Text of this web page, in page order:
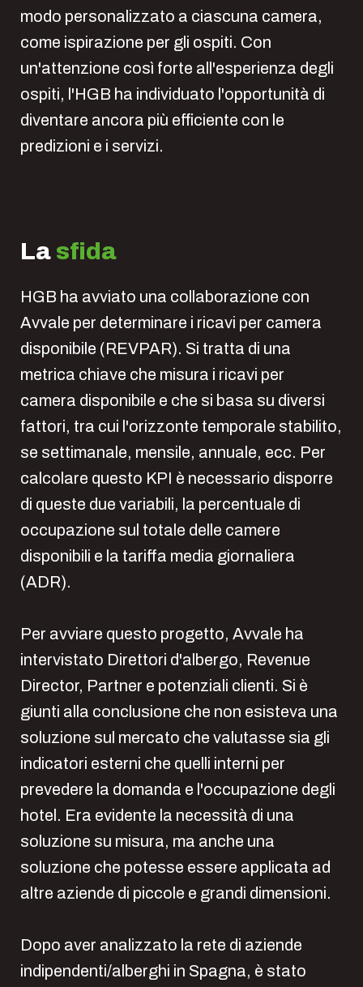
modo personalizzato a ciascuna camera,
come ispirazione per gli ospiti. Con
un'attenzione così forte all'esperienza degli
ospiti, l'HGB ha individuato l'opportunità di
diventare ancora più efficiente con le
predizioni e i servizi.
La sfida
HGB ha avviato una collaborazione con
Avvale per determinare i ricavi per camera
disponibile (REVPAR). Si tratta di una
metrica chiave che misura i ricavi per
camera disponibile e che si basa su diversi
fattori, tra cui l'orizzonte temporale stabilito,
se settimanale, mensile, annuale, ecc. Per
calcolare questo KPI è necessario disporre
di queste due variabili, la percentuale di
occupazione sul totale delle camere
disponibili e la tariffa media giornaliera
(ADR).
Per avviare questo progetto, Avvale ha
intervistato Direttori d'albergo, Revenue
Director, Partner e potenziali clienti. Si è
giunti alla conclusione che non esisteva una
soluzione sul mercato che valutasse sia gli
indicatori esterni che quelli interni per
prevedere la domanda e l'occupazione degli
hotel. Era evidente la necessità di una
soluzione su misura, ma anche una
soluzione che potesse essere applicata ad
altre aziende di piccole e grandi dimensioni.
Dopo aver analizzato la rete di aziende
indipendenti/alberghi in Spagna, è stato